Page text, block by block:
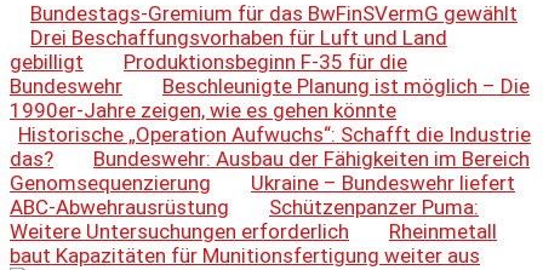
Bundestags-Gremium für das BwFinSVermG gewählt
Drei Beschaffungsvorhaben für Luft und Land
gebilligt
Produktionsbeginn F-35 für die
Bundeswehr
Beschleunigte Planung ist möglich – Die
1990er-Jahre zeigen, wie es gehen könnte
Historische „Operation Aufwuchs“: Schafft die Industrie
das?
Bundeswehr: Ausbau der Fähigkeiten im Bereich
Genomsequenzierung
Ukraine – Bundeswehr liefert
ABC-Abwehrausrüstung
Schützenpanzer Puma:
Weitere Untersuchungen erforderlich
Rheinmetall
baut Kapazitäten für Munitionsfertigung weiter aus